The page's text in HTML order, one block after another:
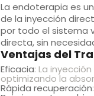
La endoterapia es
de la inyección
por todo el sistema
directa, sin
Ventajas del
Eficacia: La
optimizando la
Rápida recuperación